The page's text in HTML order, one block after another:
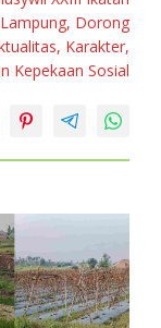
Dorong
Karakter,
Kepekaan Sosial